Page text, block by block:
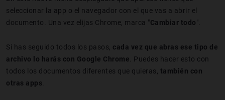
seleccionar la app o el navegador con el que vas a abrir el
documento. Una vez elijas Chrome, marca " Cambiar todo".
Si has seguido todos los pasos, cada vez que abras ese tipo de
archivo lo harás con Google Chrome . Puedes hacer esto con
todos los documentos diferentes que quieras, también con
otras apps